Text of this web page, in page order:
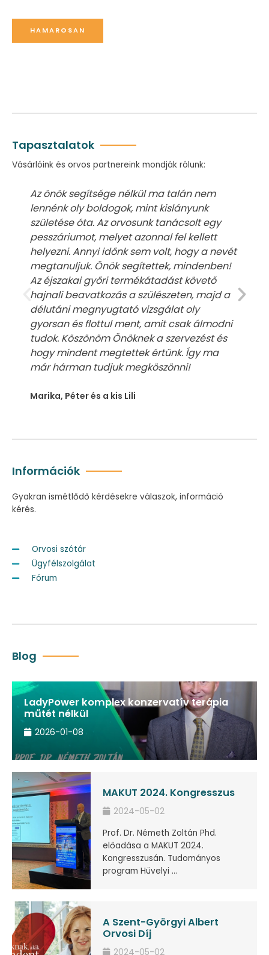
HAMAROSAN
Tapasztalatok
Vásárlóink és orvos partnereink mondják rólunk:
Az önök segítsége nélkül ma talán nem
lennénk oly boldogok, mint kislányunk
születése óta. Az orvosunk tanácsolt egy
pesszáriumot, melyet azonnal fel kellett
helyezni. Annyi időnk sem volt, hogy a nevét
megtanuljuk. Önök segítettek, mindenben!
Az éjszakai győri termékátadást követő
hajnali beavatkozás a szülészeten, majd a
délutáni megnyugtató vizsgálat oly
gyorsan és flottul ment, amit csak álmodni
tudok. Köszönöm Önöknek a szervezést és
hogy mindent megtettek értünk. Így ma
már hárman tudjuk megköszönni!
Marika, Péter és a kis Lili
Információk
Gyakran ismétlődő kérdésekre válaszok, információ
kérés.
Orvosi szótár
Ügyfélszolgálat
Fórum
Blog
LadyPower komplex konzervatív terápia
műtét nélkül
2026-01-08
MAKUT 2024. Kongresszus
2024-05-02
Prof. Dr. Németh Zoltán Phd.
előadása a MAKUT 2024.
Kongresszusán. Tudományos
program Hüvelyi ...
A Szent-Györgyi Albert
Orvosi Díj
2024-05-02